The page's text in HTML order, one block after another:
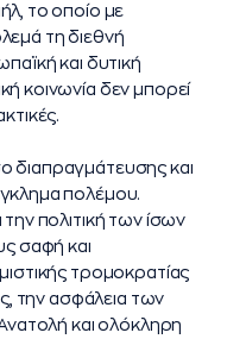
το οποίο με
τη διεθνή
και δυτική
κοινωνία δεν μπορεί
διαπραγμάτευσης και
πολέμου.
πολιτική των ίσων
σαφή και
τρομοκρατίας
την ασφάλεια των
και ολόκληρη